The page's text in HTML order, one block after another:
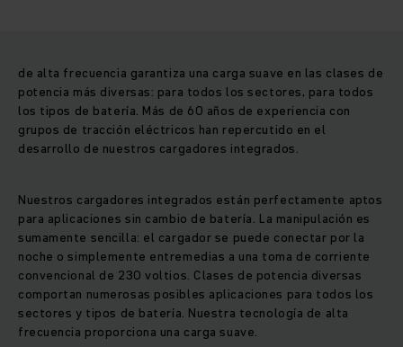
de alta frecuencia garantiza una carga suave en las clases de
potencia más diversas: para todos los sectores, para todos
los tipos de batería. Más de 60 años de experiencia con
grupos de tracción eléctricos han repercutido en el
desarrollo de nuestros cargadores integrados.
Nuestros cargadores integrados están perfectamente aptos
para aplicaciones sin cambio de batería. La manipulación es
sumamente sencilla: el cargador se puede conectar por la
noche o simplemente entremedias a una toma de corriente
convencional de 230 voltios. Clases de potencia diversas
comportan numerosas posibles aplicaciones para todos los
sectores y tipos de batería. Nuestra tecnología de alta
frecuencia proporciona una carga suave.